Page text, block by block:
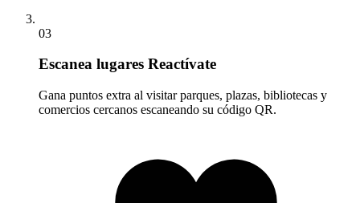
03
Escanea lugares Reactívate
Gana puntos extra al visitar parques, plazas, bibliotecas y
comercios cercanos escaneando su código QR.